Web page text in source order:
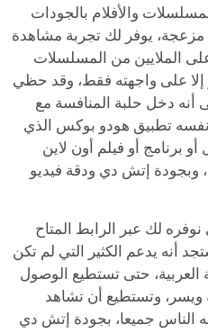
والأفلام بالجودات
مزعجة، يوفر لك تجربة مشاهدة
الملايين من المسلسلات
إلا على واجهته فقط، وقد حظي
أنه دخل حلبة المنافسة مع
تطبيق هودو بوكس الذي
أو فيلم أون لاين
وبجودة إتش دي ودقة فيديو
لك عبر الرابط المتاح
أنه يدعم الكثير التي لم تكن
العربية، حتى تستطيع الوصول
وتستطيع أن تشاهد
الناس جميعا، بجودة إتش دي